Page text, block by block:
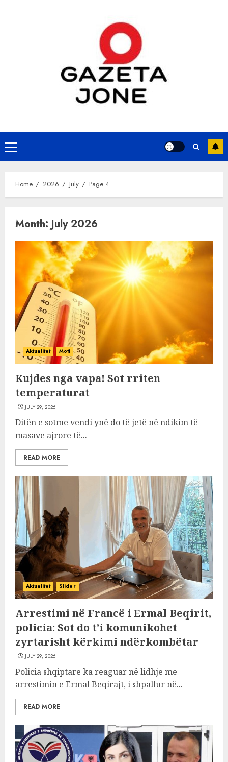
Primary
Menu
Home 2026 July Page 4
Month: July 2026
Aktualitet Moti
Kujdes nga vapa! Sot rriten
temperaturat
JULY 29, 2026
Ditën e sotme vendi ynë do të jetë në ndikim të
masave ajrore të...
READ MORE
Aktualitet Slider
Arrestimi në Francë i Ermal Beqirit,
policia: Sot do t’i komunikohet
zyrtarisht kërkimi ndërkombëtar
JULY 29, 2026
Policia shqiptare ka reaguar në lidhje me
arrestimin e Ermal Beqirajt, i shpallur në...
READ MORE